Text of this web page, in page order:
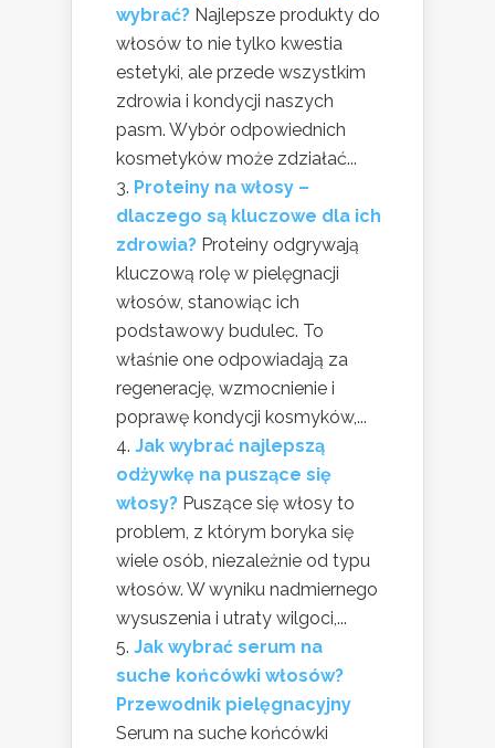
wybrać? Najlepsze produkty do
włosów to nie tylko kwestia
estetyki, ale przede wszystkim
zdrowia i kondycji naszych
pasm. Wybór odpowiednich
kosmetyków może zdziałać...
Proteiny na włosy –
dlaczego są kluczowe dla ich
zdrowia? Proteiny odgrywają
kluczową rolę w pielęgnacji
włosów, stanowiąc ich
podstawowy budulec. To
właśnie one odpowiadają za
regenerację, wzmocnienie i
poprawę kondycji kosmyków,...
Jak wybrać najlepszą
odżywkę na puszące się
włosy? Puszące się włosy to
problem, z którym boryka się
wiele osób, niezależnie od typu
włosów. W wyniku nadmiernego
wysuszenia i utraty wilgoci,...
Jak wybrać serum na
suche końcówki włosów?
Przewodnik pielęgnacyjny
Serum na suche końcówki